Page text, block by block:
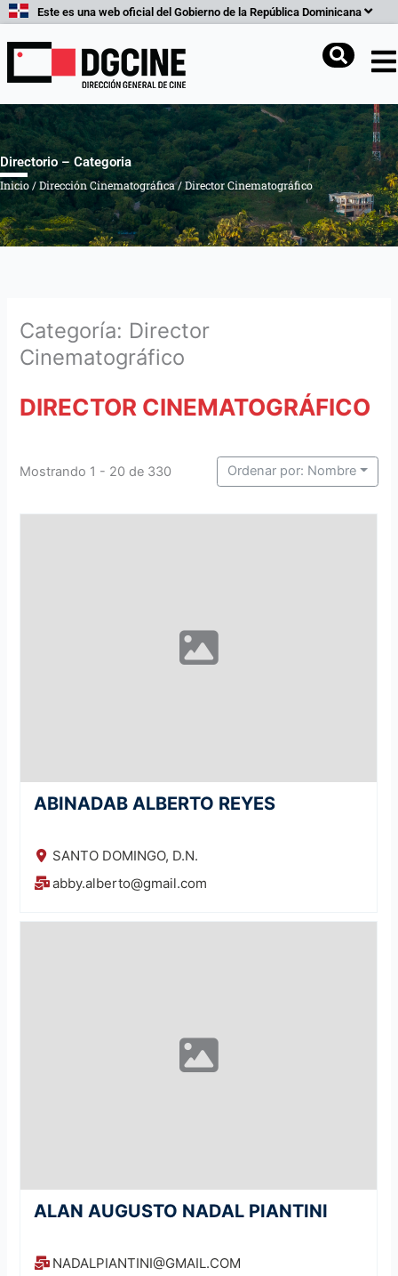
contenido
Este es una web oficial del Gobierno de la República Dominicana
Buscar
Directorio – Categoria
Inicio/Dirección Cinematográfica/Director Cinematográfico
Categoría: Director
Cinematográfico
DIRECTOR CINEMATOGRÁFICO
Mostrando 1 - 20 de 330 Ordenar por: Nombre
ABINADAB ALBERTO REYES
SANTO DOMINGO, D.N.
abby.alberto@gmail.com
ALAN AUGUSTO NADAL PIANTINI
NADALPIANTINI@GMAIL.COM